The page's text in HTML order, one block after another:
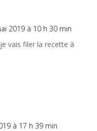
2019 à 10 h 30 min
vais filer la recette à
à 17 h 39 min